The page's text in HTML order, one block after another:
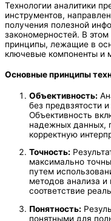
Технологии аналитики
инструментов,
получения полезной
закономерностей. В
принципы, лежащие в
ключевые компоненты и
Основные принципы
Объективность:
без предвзятости
Объективность
надежных данных,
корректную
Точность:
максимально
путем
методов анализа и
соответствие
Понятность:
понятными для